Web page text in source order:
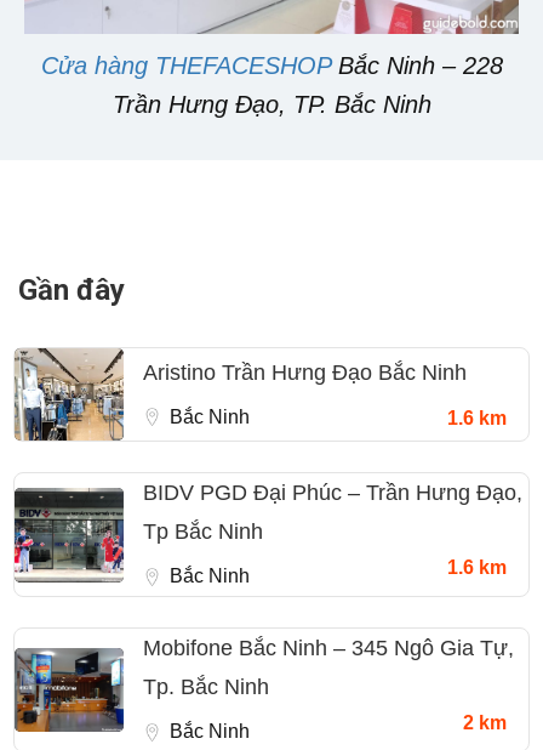
Cửa hàng THEFACESHOPBắc Ninh – 228
Trần Hưng Đạo, TP. Bắc Ninh
Gần đây
Aristino Trần Hưng Đạo Bắc Ninh
Bắc Ninh 1.6 km
BIDV PGD Đại Phúc – Trần Hưng Đạo,
Tp Bắc Ninh
Bắc Ninh 1.6 km
Mobifone Bắc Ninh – 345 Ngô Gia Tự,
Tp. Bắc Ninh
Bắc Ninh 2 km